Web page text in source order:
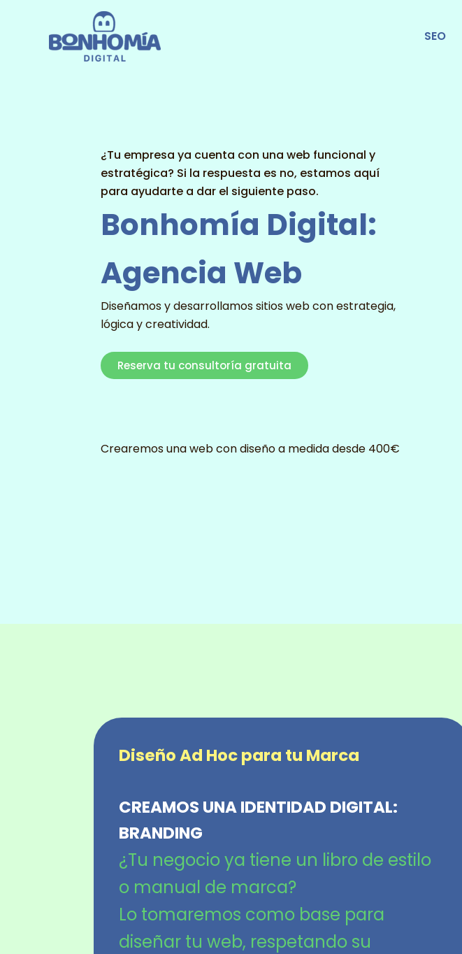
contenido
SEO
¿Tu empresa ya cuenta con una web funcional y
estratégica? Si la respuesta es no, estamos aquí
para ayudarte a dar el siguiente paso.
Bonhomía Digital:
Agencia Web
Diseñamos y desarrollamos sitios web con estrategia,
lógica y creatividad.
Reserva tu consultoría gratuita
Crearemos una web con diseño a medida desde 400€
Diseño Ad Hoc para tu Marca
CREAMOS UNA IDENTIDAD DIGITAL:
BRANDING
¿Tu negocio ya tiene un libro de estilo
o manual de marca?
Lo tomaremos como base para
diseñar tu web, respetando su